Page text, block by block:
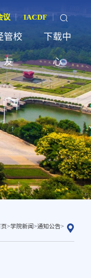
议 IACDF
管校
友
下载中
心
页>学院新闻>通知公告>